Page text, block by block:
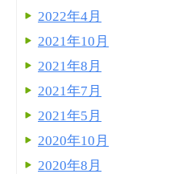
2022年4月
2021年10月
2021年8月
2021年7月
2021年5月
2020年10月
2020年8月